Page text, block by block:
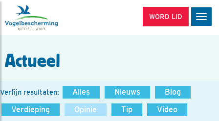
WORD LID
Actueel
Verfijn resultaten: Alles Nieuws
Blog
Verdieping
Opinie Tip
Video